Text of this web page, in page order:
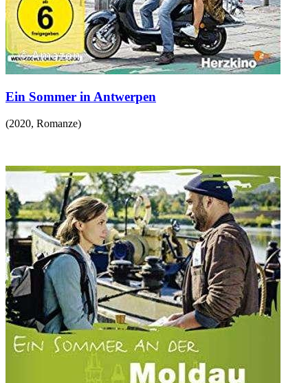
Ein Sommer in Antwerpen
(2020, Romanze)